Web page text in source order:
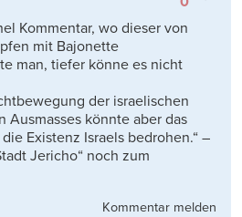
Kommentar, wo dieser von
mit Bajonette
man, tiefer könne es nicht
der israelischen
Ausmasses könnte aber das
Existenz Israels bedrohen.“ –
Jericho“ noch zum
Kommentar melden